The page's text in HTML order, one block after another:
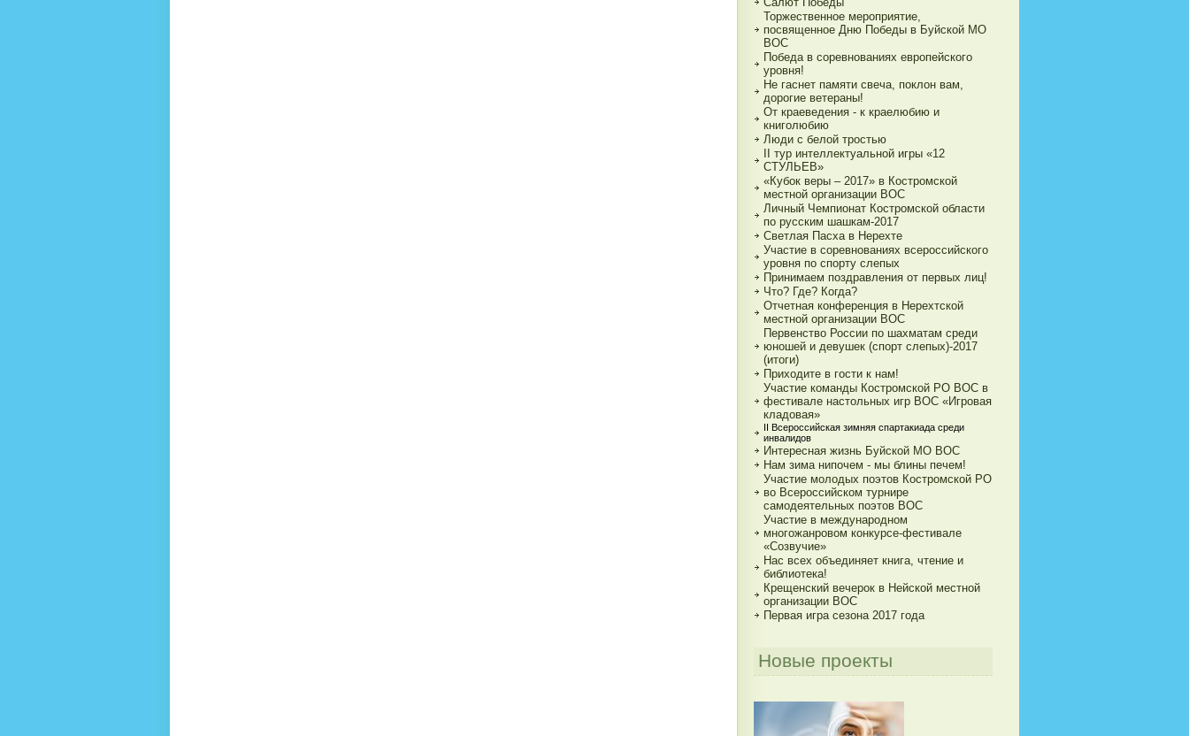
Торжественное мероприятие,
посвященное Дню Победы в Буйской МО
ВОС
Победа в соревнованиях европейского
уровня!
Не гаснет памяти свеча, поклон вам,
дорогие ветераны!
От краеведения - к краелюбию и
книголюбию
Люди с белой тростью
II тур интеллектуальной игры «12
СТУЛЬЕВ»
«Кубок веры – 2017» в Костромской
местной организации ВОС
Личный Чемпионат Костромской области
по русским шашкам-2017
Светлая Пасха в Нерехте
Участие в соревнованиях всероссийского
уровня по спорту слепых
Принимаем поздравления от первых лиц!
Что? Где? Когда?
Отчетная конференция в Нерехтской
местной организации ВОС
Первенство России по шахматам среди
юношей и девушек (спорт слепых)-2017
(итоги)
Приходите в гости к нам!
Участие команды Костромской РО ВОС в
фестивале настольных игр ВОС «Игровая
кладовая»
II Всероссийская зимняя спартакиада среди
инвалидов
Интересная жизнь Буйской МО ВОС
Нам зима нипочем - мы блины печем!
Участие молодых поэтов Костромской РО
во Всероссийском турнире
самодеятельных поэтов ВОС
Участие в международном
многожанровом конкурсе-фестивале
«Созвучие»
Нас всех объединяет книга, чтение и
библиотека!
Крещенский вечерок в Нейской местной
организации ВОС
Первая игра сезона 2017 года
Новые проекты